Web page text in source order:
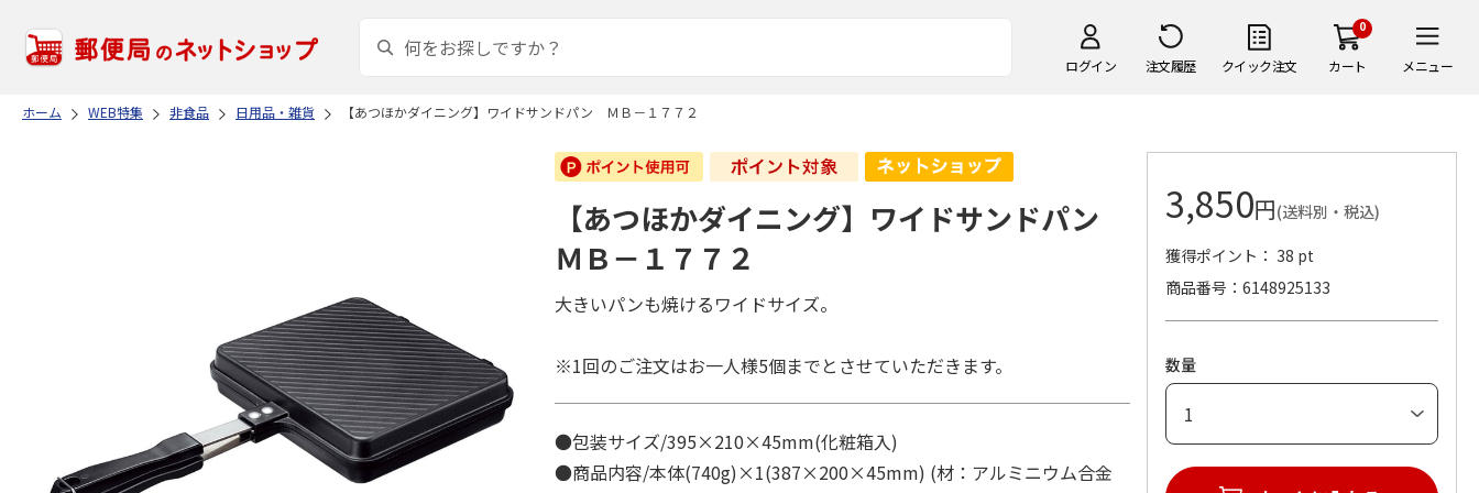
ログイン 注文履歴 クイック注文
0
カート メニュー
ホーム WEB特集 非食品 日用品・雑貨 【あつほかダイニング】ワイドサンドパン ＭＢ－１７７２
【あつほかダイニング】ワイドサンドパン
ＭＢ－１７７２
大きいパンも焼けるワイドサイズ。
※1回のご注文はお一人様5個までとさせていただきます。
●包装サイズ/395×210×45mm(化粧箱入)
●商品内容/本体(740g)×1(387×200×45mm) (材：アルミニウム合金
3,850円(送料別・税込)
獲得ポイント： 38 pt
商品番号
6148925133
数量